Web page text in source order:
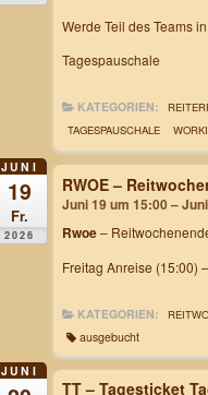
Werde Teil des Teams
Tagespauschale
KATEGORIEN:
TAGESPAUSCHALE
JUNI
19
Fr.
2026
RWOE –
Juni 19 um 15:00 –
Rwoe–
Freitag Anreise (15:00)
KATEGORIEN:
ausgebucht
JUNI
TT – Tagesticket